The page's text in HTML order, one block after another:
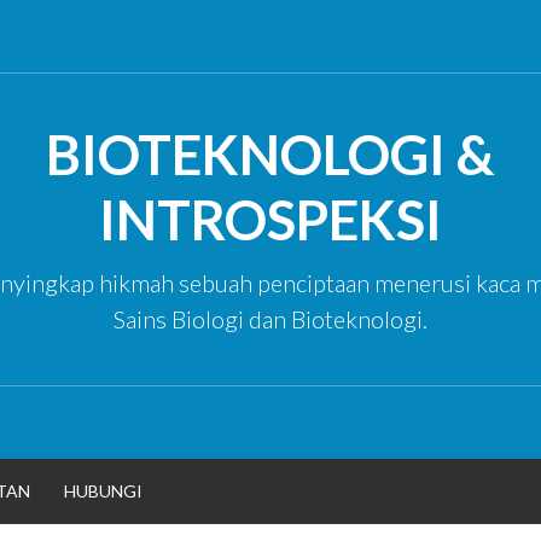
BIOTEKNOLOGI &
INTROSPEKSI
hikmah sebuah penciptaan menerusi kaca
Sains Biologi dan Bioteknologi.
HUBUNGI